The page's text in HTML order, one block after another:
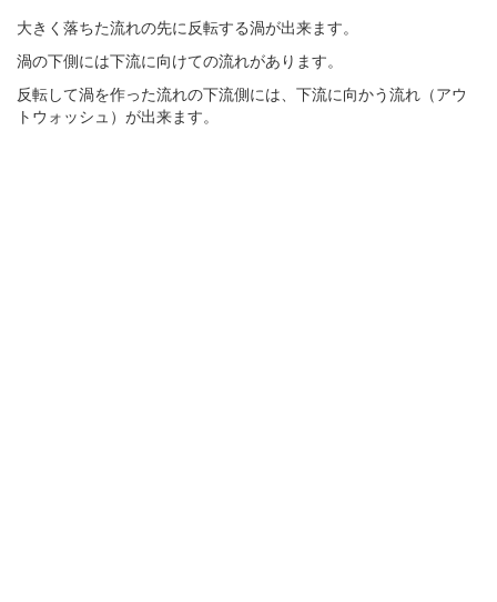
大きく落ちた流れの先に反転する渦が出来ます。
渦の下側には下流に向けての流れがあります。
反転して渦を作った流れの下流側には、下流に向かう流れ（アウ
トウォッシュ）が出来ます。